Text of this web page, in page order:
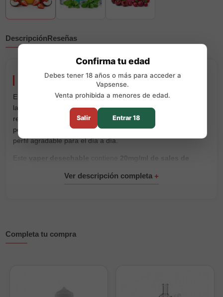
DescripciónReseñas
Mübar Kuba Strawberry Coconut 700 Puffs
El Mübar Kuba Strawberry Coconutcombina la dulzura de
la fresa madura con el toque suave y exótico del coco. El
resultado es una mezcla afrutada, cremosa y equilibrada,
pensada para quienes disfrutan de sabores tropicales con un
perfil agradable para el día a día.
Este vaper desechable contiene
20mg/ml de sales de
viene listo para usar y permite vapear sin rellenar líquido,
Gama:
Completa tu compra
Confirma tu edad
Debes tener 18 años o más para acceder a
Vapsense.
Venta prohibida a menores de edad.
Salir Entrar 18